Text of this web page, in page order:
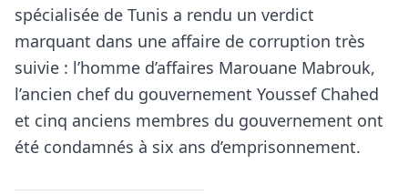
spécialisée de Tunis a rendu un verdict
marquant dans une affaire de corruption très
suivie : l’homme d’affaires Marouane Mabrouk,
l’ancien chef du gouvernement Youssef Chahed
et cinq anciens membres du gouvernement ont
été condamnés à six ans d’emprisonnement.